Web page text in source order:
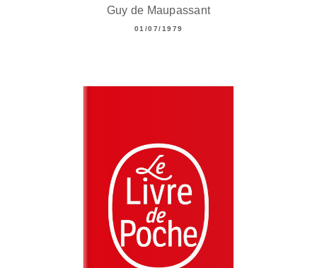
Guy de Maupassant
01/07/1979